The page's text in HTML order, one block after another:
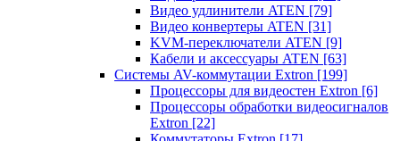
Видео удлинители ATEN [79]
Видео конвертеры ATEN [31]
KVM-переключатели ATEN [9]
Кабели и аксессуары ATEN [63]
Системы AV-коммутации Extron [199]
Процессоры для видеостен Extron [6]
Процессоры обработки видеосигналов
Extron [22]